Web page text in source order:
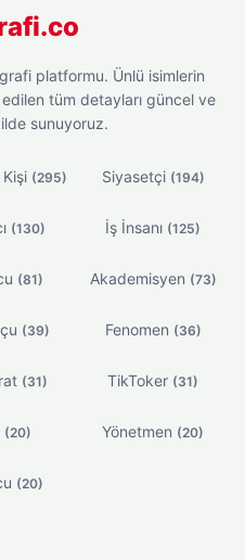
platformu. Ünlü isimlerin
tüm detayları güncel ve
sunuyoruz.
Kişi (295) Siyasetçi (194)
(130) İş İnsanı (125)
(81) Akademisyen (73)
(39) Fenomen (36)
(31) TikToker (31)
(20) Yönetmen (20)
(20)